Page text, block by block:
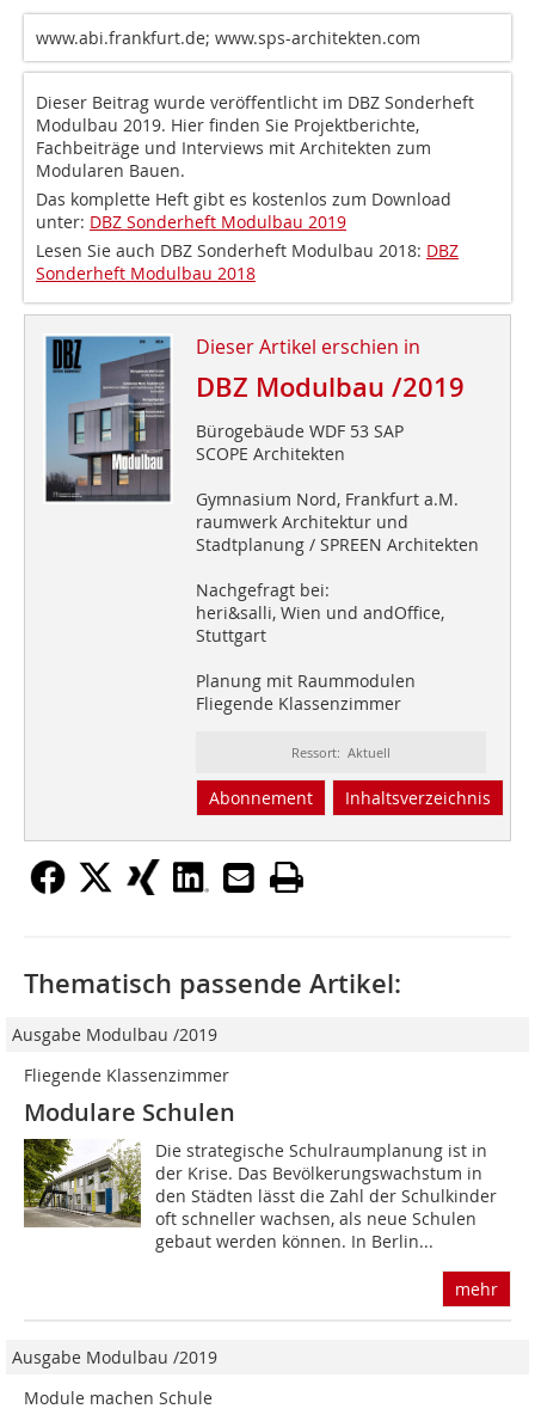
www.abi.frankfurt.de; www.sps-architekten.com
Dieser Beitrag wurde veröffentlicht im DBZ Sonderheft
Modulbau 2019. Hier finden Sie Projektberichte,
Fachbeiträge und Interviews mit Architekten zum
Modularen Bauen.
Das komplette Heft gibt es kostenlos zum Download
unter: DBZ Sonderheft Modulbau 2019
Lesen Sie auch DBZ Sonderheft Modulbau 2018: DBZ
Sonderheft Modulbau 2018
Dieser Artikel erschien in
DBZ Modulbau /2019
Bürogebäude WDF 53 SAP
SCOPE Architekten
Gymnasium Nord, Frankfurt a.M.
raumwerk Architektur und
Stadtplanung / SPREEN Architekten
Nachgefragt bei:
heri&salli, Wien und andOffice,
Stuttgart
Planung mit Raummodulen
Fliegende Klassenzimmer
Ressort: Aktuell
Abonnement Inhaltsverzeichnis
Thematisch passende Artikel:
Ausgabe Modulbau /2019
Fliegende Klassenzimmer
Modulare Schulen
Die strategische Schulraumplanung ist in
der Krise. Das Bevölkerungswachstum in
den Städten lässt die Zahl der Schulkinder
oft schneller wachsen, als neue Schulen
gebaut werden können. In Berlin...
mehr
Ausgabe Modulbau /2019
Module machen Schule